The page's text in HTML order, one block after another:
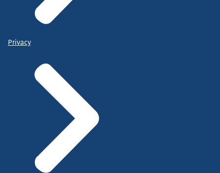
Privacy